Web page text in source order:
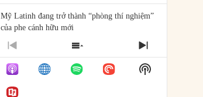
Mỹ Latinh đang trở thành “phòng thí nghiệm”
của phe cánh hữu mới
04/08/2026
Tại sao Trung Quốc phủ nhận cuộc gặp với
Ngoại trưởng Nhật Bản?
04/08/2026
PREVIOUS
EPISODE
SHOW
EPISODES
LIST
NEXT
EPISODE
Show
Podcast